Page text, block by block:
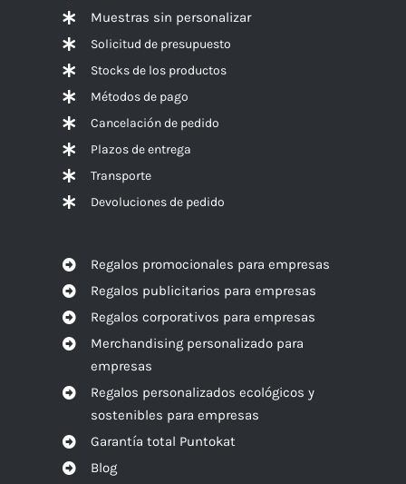
Muestras sin personalizar
Solicitud de presupuesto
Stocks de los productos
Métodos de pago
Cancelación de pedido
Plazos de entrega
Transporte
Devoluciones de pedido
Regalos promocionales para empresas
Regalos publicitarios para empresas
Regalos corporativos para empresas
Merchandising personalizado para
empresas
Regalos personalizados ecológicos y
sostenibles para empresas
Garantía total Puntokat
Blog